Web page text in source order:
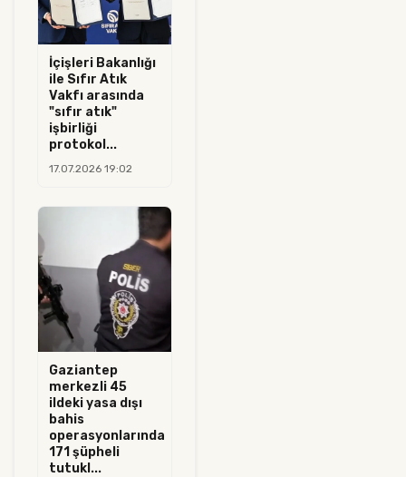
İçişleri Bakanlığı
ile Sıfır Atık
Vakfı arasında
"sıfır atık"
işbirliği
protokol...
17.07.2026 19:02
Gaziantep
merkezli 45
ildeki yasa dışı
bahis
operasyonlarında
171 şüpheli
tutukl...